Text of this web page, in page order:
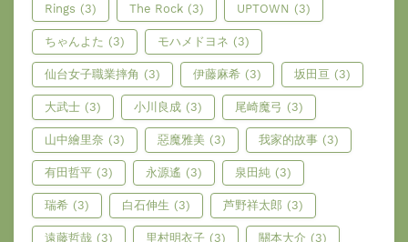
Rings (3) The Rock (3) UPTOWN (3)
ちゃんよた (3) モハメドヨネ (3)
仙台女子職業摔角 (3) 伊藤麻希 (3) 坂田亘 (3)
大武士 (3) 小川良成 (3) 尾崎魔弓 (3)
山中繪里奈 (3) 惡魔雅美 (3) 我家的故事 (3)
有田哲平 (3) 永源遙 (3) 泉田純 (3)
瑞希 (3) 白石伸生 (3) 芦野祥太郎 (3)
遠藤哲哉 (3) 里村明衣子 (3) 關本大介 (3)